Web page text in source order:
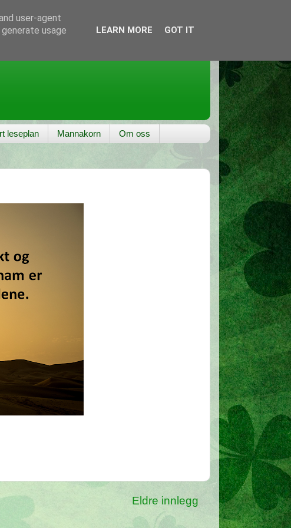
leseplan Mannakorn Om oss
Eldre innlegg
user-agent
usage
LEARN MORE GOT IT